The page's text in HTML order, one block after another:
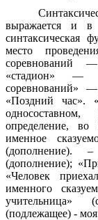
выражается и в
синтаксическая
место
соревнований
«стадион» —
соревнований»
«Поздний час».
определение,
именное
(дополнение).
(дополнение);
«Человек
именного
учительница»
(подлежащее) -